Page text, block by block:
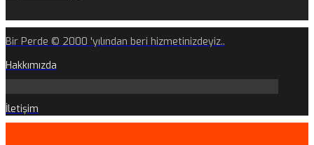
Bir Perde © 2000 'yılından beri hizmetinizdeyiz..
Hakkımızda
İletişim